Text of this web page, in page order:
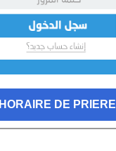
HORAIRE DE PRIERE